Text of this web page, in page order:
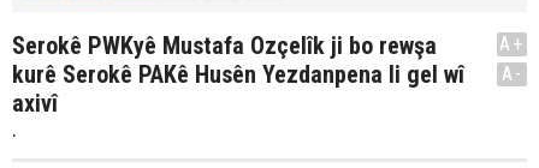
Serokê PWKyê Mustafa Ozçelîk ji bo rewşa
kurê Serokê PAKê Husên Yezdanpena li gel wî
axivî
.
A+
A-